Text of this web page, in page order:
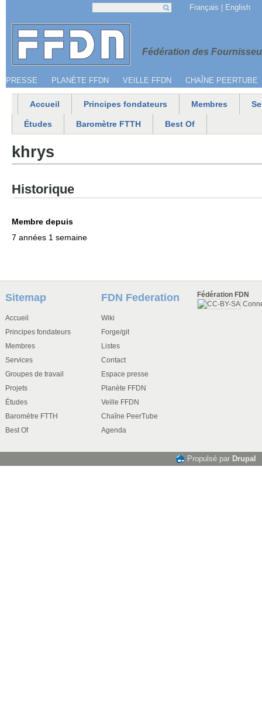
Jump to navigation
Fédération des
Menu secondaire
PRESSE PLANÈTE FFDN VEILLE FFDN CHAÎNE PEERTUBE
Français English
Menu principal
Accueil Principes fondateurs Membres
Études Baromètre FTTH Best Of
khrys
Historique
Membre depuis
7 années 1 semaine
Sitemap
Accueil
Principes fondateurs
Membres
Services
Groupes de travail
Projets
Études
Baromètre FTTH
Best Of
FDN Federation
Wiki
Forge/git
Listes
Contact
Espace presse
Planète FFDN
Veille FFDN
Chaîne PeerTube
Agenda
Fédération FDN
Propulsé par Drupal